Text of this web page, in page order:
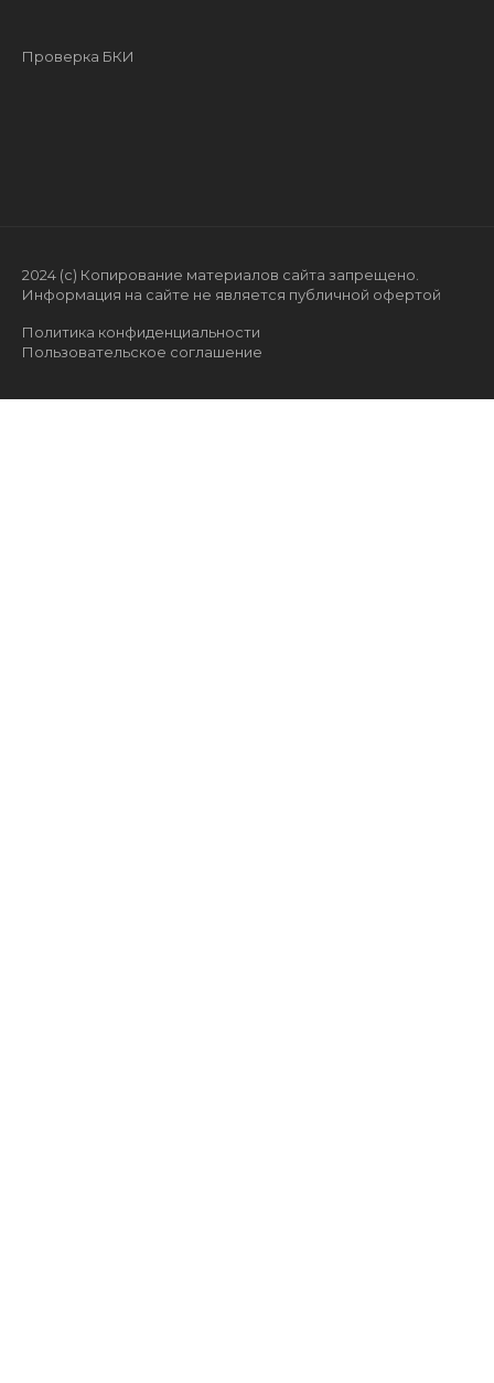
Проверка БКИ
2024 (с) Копирование материалов сайта запрещено.
Информация на сайте не является публичной офертой
Политика конфиденциальности
Пользовательское соглашение